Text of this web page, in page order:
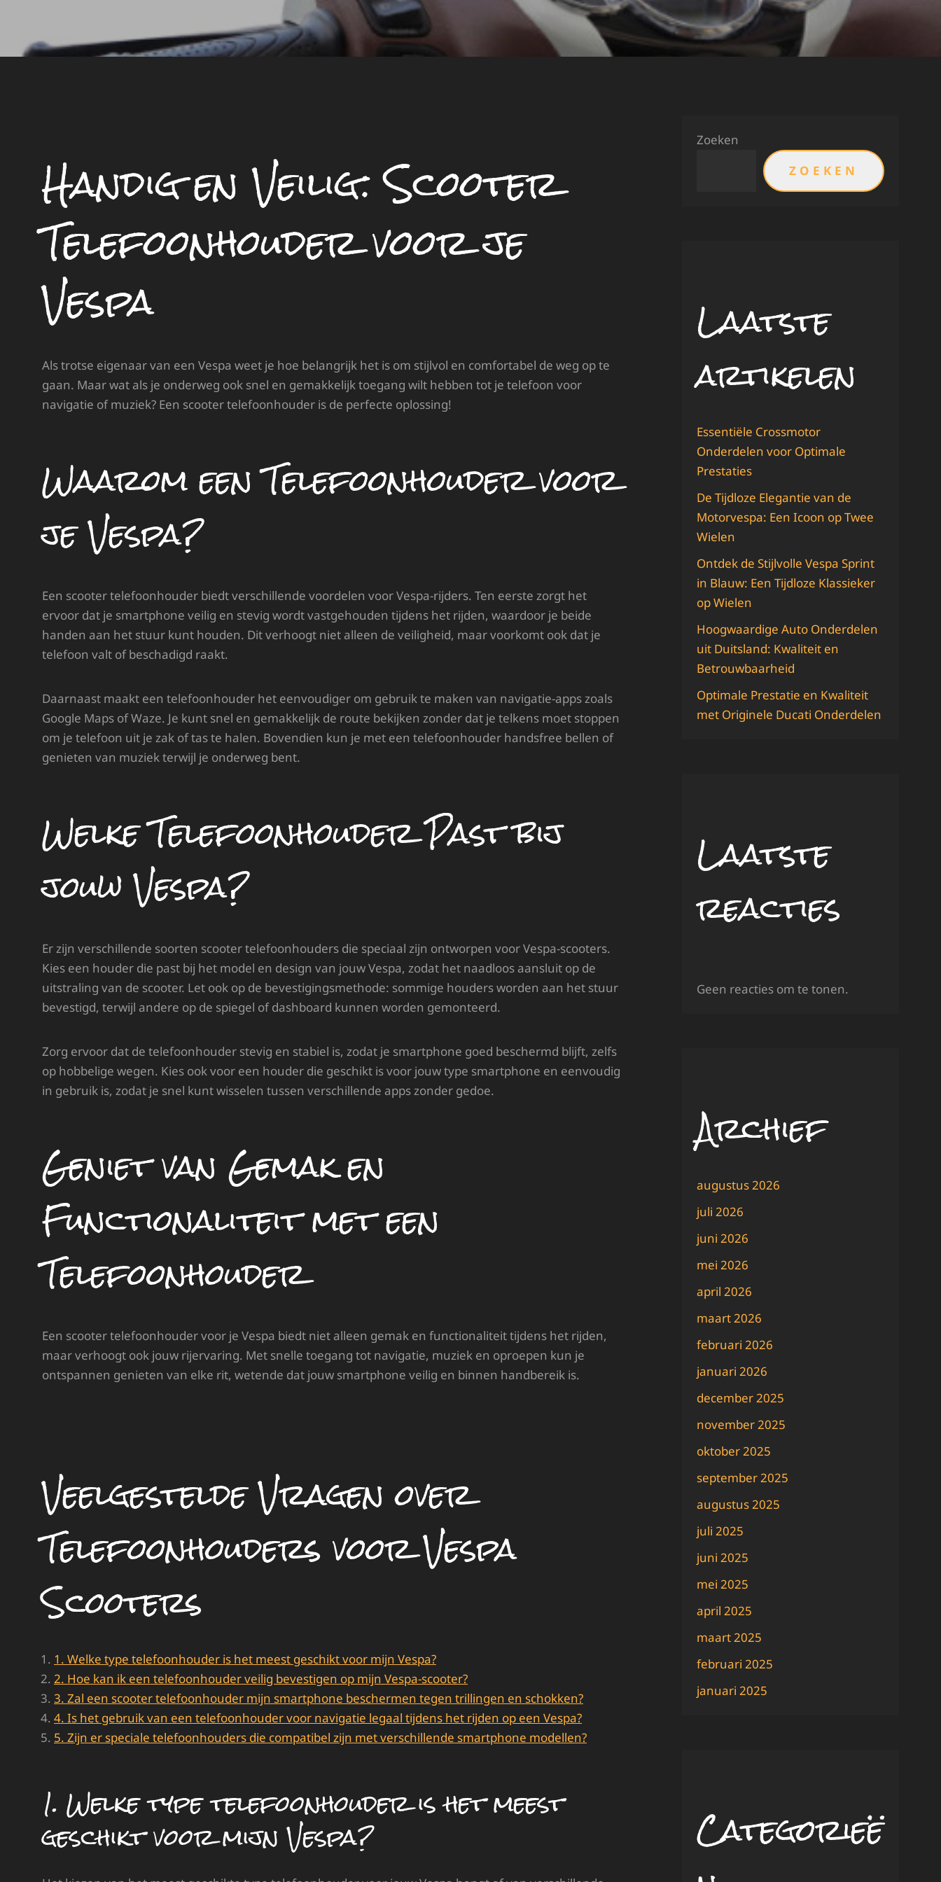
Handig en Veilig: Scooter
Telefoonhouder voor je
Vespa
Als trotse eigenaar van een Vespa weet je hoe belangrijk het is om stijlvol en comfortabel de weg op te
gaan. Maar wat als je onderweg ook snel en gemakkelijk toegang wilt hebben tot je telefoon voor
navigatie of muziek? Een scooter telefoonhouder is de perfecte oplossing!
Waarom een Telefoonhouder voor
je Vespa?
Een scooter telefoonhouder biedt verschillende voordelen voor Vespa-rijders. Ten eerste zorgt het
ervoor dat je smartphone veilig en stevig wordt vastgehouden tijdens het rijden, waardoor je beide
handen aan het stuur kunt houden. Dit verhoogt niet alleen de veiligheid, maar voorkomt ook dat je
telefoon valt of beschadigd raakt.
Daarnaast maakt een telefoonhouder het eenvoudiger om gebruik te maken van navigatie-apps zoals
Google Maps of Waze. Je kunt snel en gemakkelijk de route bekijken zonder dat je telkens moet stoppen
om je telefoon uit je zak of tas te halen. Bovendien kun je met een telefoonhouder handsfree bellen of
genieten van muziek terwijl je onderweg bent.
Welke Telefoonhouder Past bij
jouw Vespa?
Er zijn verschillende soorten scooter telefoonhouders die speciaal zijn ontworpen voor Vespa-scooters.
Kies een houder die past bij het model en design van jouw Vespa, zodat het naadloos aansluit op de
uitstraling van de scooter. Let ook op de bevestigingsmethode: sommige houders worden aan het stuur
bevestigd, terwijl andere op de spiegel of dashboard kunnen worden gemonteerd.
Zorg ervoor dat de telefoonhouder stevig en stabiel is, zodat je smartphone goed beschermd blijft, zelfs
op hobbelige wegen. Kies ook voor een houder die geschikt is voor jouw type smartphone en eenvoudig
in gebruik is, zodat je snel kunt wisselen tussen verschillende apps zonder gedoe.
Geniet van Gemak en
Functionaliteit met een
Telefoonhouder
Een scooter telefoonhouder voor je Vespa biedt niet alleen gemak en functionaliteit tijdens het rijden,
maar verhoogt ook jouw rijervaring. Met snelle toegang tot navigatie, muziek en oproepen kun je
ontspannen genieten van elke rit, wetende dat jouw smartphone veilig en binnen handbereik is.
Veelgestelde Vragen over
Telefoonhouders voor Vespa
Scooters
1. Welke type telefoonhouder is het meest geschikt voor mijn Vespa?
2. Hoe kan ik een telefoonhouder veilig bevestigen op mijn Vespa-scooter?
3. Zal een scooter telefoonhouder mijn smartphone beschermen tegen trillingen en schokken?
4. Is het gebruik van een telefoonhouder voor navigatie legaal tijdens het rijden op een Vespa?
5. Zijn er speciale telefoonhouders die compatibel zijn met verschillende smartphone modellen?
1. Welke type telefoonhouder is het meest
geschikt voor mijn Vespa?
Zoeken
ZOEKEN
Laatste
artikelen
Essentiële Crossmotor
Onderdelen voor Optimale
Prestaties
De Tijdloze Elegantie van de
Motorvespa: Een Icoon op Twee
Wielen
Ontdek de Stijlvolle Vespa Sprint
in Blauw: Een Tijdloze Klassieker
op Wielen
Hoogwaardige Auto Onderdelen
uit Duitsland: Kwaliteit en
Betrouwbaarheid
Optimale Prestatie en Kwaliteit
met Originele Ducati Onderdelen
Laatste
reacties
Geen reacties om te tonen.
Archief
augustus 2026
juli 2026
juni 2026
mei 2026
april 2026
maart 2026
februari 2026
januari 2026
december 2025
november 2025
oktober 2025
september 2025
augustus 2025
juli 2025
juni 2025
mei 2025
april 2025
maart 2025
februari 2025
januari 2025
Categorieë